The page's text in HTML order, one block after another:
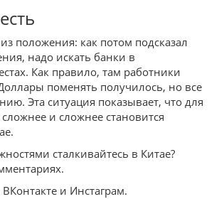
положения: как потом подсказал
надо искать банки в
Как правило, там работники
поменять получилось, но все
Эта ситуация показывает, что для
и сложнее становится
сталкивайтесь в Китае?
и Инстаграм.